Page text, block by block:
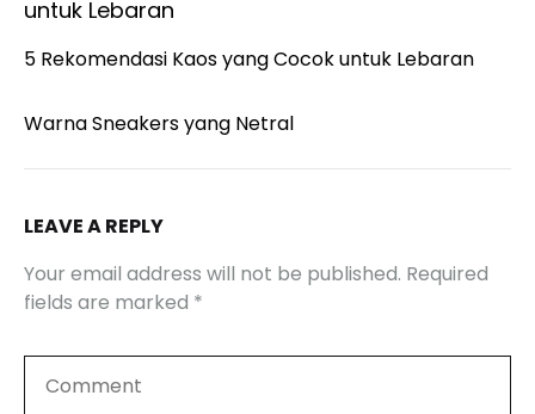
5 Rekomendasi Kaos yang Cocok untuk Lebaran
Warna Sneakers yang Netral
LEAVE A REPLY
Your email address will not be published. Required
fields are marked *